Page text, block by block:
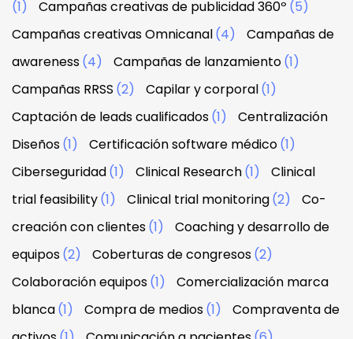
(1)
Campañas creativas de publicidad 360º (5)
Campañas creativas Omnicanal(4)
Campañas de
awareness(4) Campañas de lanzamiento(1)
Campañas RRSS (2) Capilar y corporal(1)
Captación de leads cualificados(1)
Centralización
Diseños(1) Certificación software médico(1)
Ciberseguridad(1) Clinical Research(1)
Clinical
trial feasibility(1) Clinical trial monitoring(2)
Co-
creación con clientes(1)
Coaching y desarrollo de
equipos(2) Coberturas de congresos(2)
Colaboración equipos(1)
Comercialización marca
blanca(1) Compra de medios(1)
Compraventa de